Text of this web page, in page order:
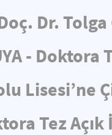
Dr. Tolga
- Doktora
Lisesi’ne
Tez